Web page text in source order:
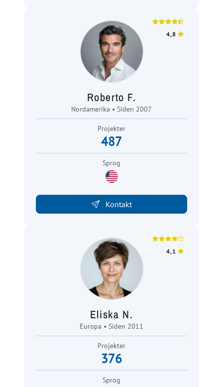
4,8
Roberto F.
Nordamerika • Siden 2007
Projekter
487
Sprog
Kontakt
4,1
Eliska N.
Europa • Siden 2011
Projekter
376
Sprog